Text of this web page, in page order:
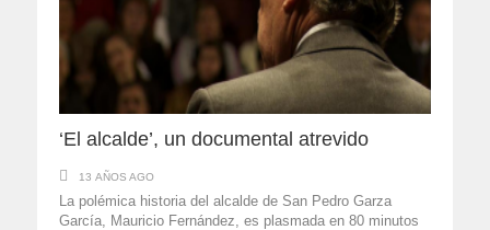
‘El alcalde’, un documental atrevido
13 AÑOS AGO
La polémica historia del alcalde de San Pedro Garza
García, Mauricio Fernández, es plasmada en 80 minutos